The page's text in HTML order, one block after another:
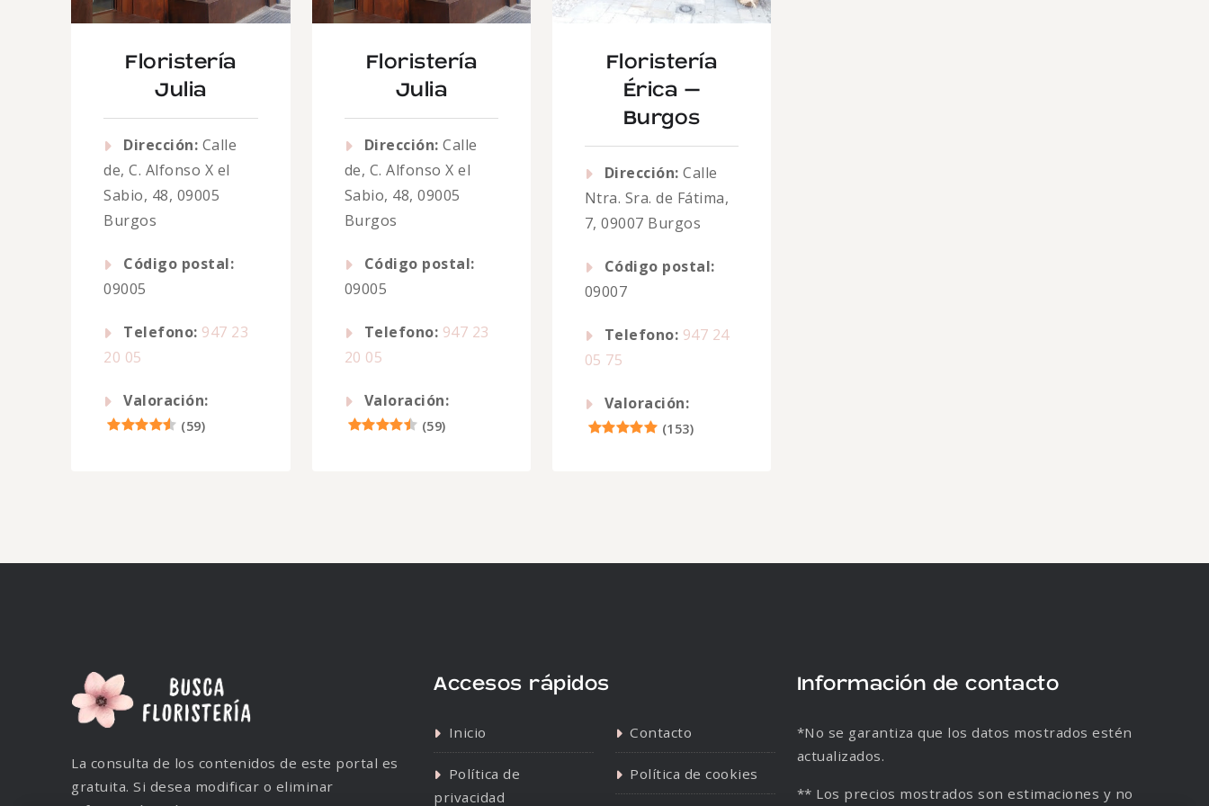
Floristería
Julia
Dirección: Calle
de, C. Alfonso X el
Sabio, 48, 09005
Burgos
Código postal:
09005
Telefono: 947 23
20 05
Valoración:
(59)
Floristería
Julia
Dirección: Calle
de, C. Alfonso X el
Sabio, 48, 09005
Burgos
Código postal:
09005
Telefono: 947 23
20 05
Valoración:
(59)
Floristería
Érica –
Burgos
Dirección: Calle
Ntra. Sra. de Fátima,
7, 09007 Burgos
Código postal:
09007
Telefono: 947 24
05 75
Valoración:
(153)
La consulta de los contenidos de este portal es
gratuita. Si desea modificar o eliminar
Accesos rápidos
Inicio Contacto
Política de
privacidad
Política de cookies
Información de contacto
*No se garantiza que los datos mostrados estén
actualizados.
** Los precios mostrados son estimaciones y no